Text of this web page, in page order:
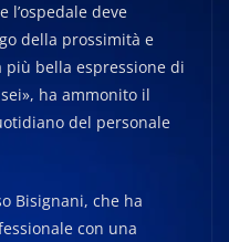
l’ospedale deve
della prossimità e
bella espressione di
ha ammonito il
del personale
Bisignani, che ha
con una